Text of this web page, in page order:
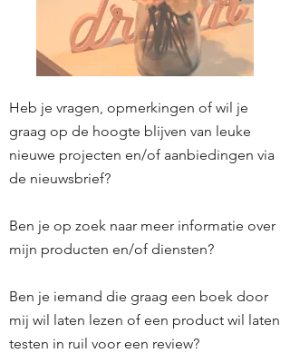
Heb je vragen, opmerkingen of wil je
graag op de hoogte blijven van leuke
nieuwe projecten en/of aanbiedingen via
de nieuwsbrief?
Ben je op zoek naar meer informatie over
mijn producten en/of diensten?
Ben je iemand die graag een boek door
mij wil laten lezen of een product wil laten
testen in ruil voor een review?